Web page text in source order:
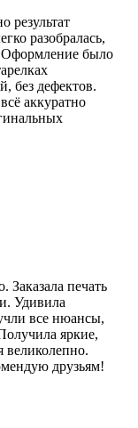
результат
разобралась,
Оформление было
без дефектов.
аккуратно
Заказала печать
Удивила
все нюансы,
яркие,
великолепно.
друзьям!